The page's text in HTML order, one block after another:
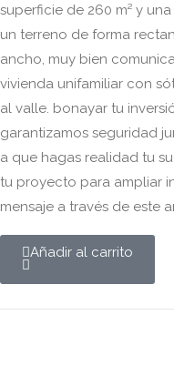
superficie de 260 m² y
un terreno de forma
ancho, muy bien
vivienda unifamiliar con
al valle. bonayar tu
garantizamos seguridad
a que hagas realidad tu
tu proyecto para ampliar
mensaje a través de este
Añadir al carrito